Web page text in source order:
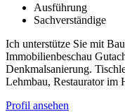
Ausführung
Sachverständige
Ich unterstütze Sie mit
Immobilienbeschau
Denkmalsanierung.
Lehmbau, Restaurator im
Profil ansehen